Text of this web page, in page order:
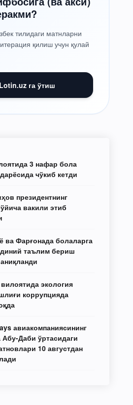
тилидаги матнларни
қилиш учун қулай
га ўтиш
3 нафар бола
чўкиб кетди
президентнинг
вакили этиб
ва Фарғонада болаларга
таълим бериш
экология
коррупцияда
авиакомпаниясининг
Даби ўртасидаги
10 августдан